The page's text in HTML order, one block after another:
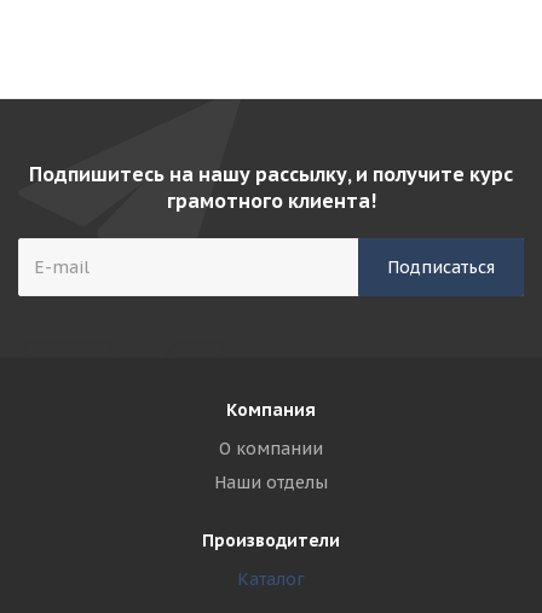
Подпишитесь на нашу рассылку, и получите курс
грамотного клиента!
Компания
О компании
Наши отделы
Производители
Каталог